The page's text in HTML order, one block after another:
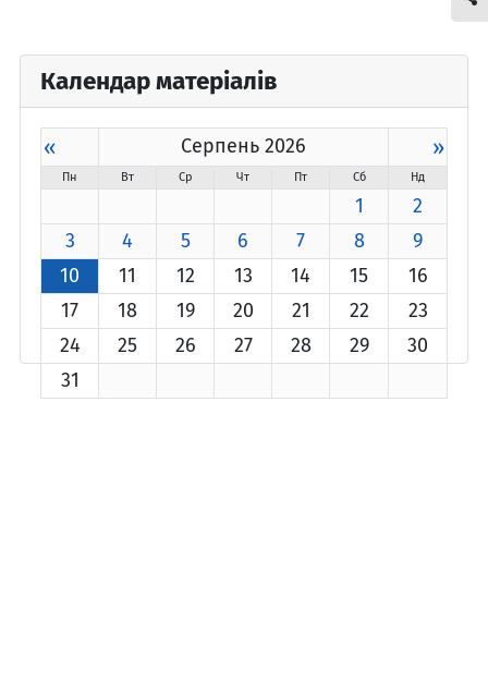
Календар матеріалів
« Серпень 2026 »
Пн Вт Ср Чт Пт Сб Нд
1
2
3
4 5 6 7 8
9
10
11 12 13 14 15
16
17
18 19 20 21 22
23
24
25 26 27 28 29
30
31